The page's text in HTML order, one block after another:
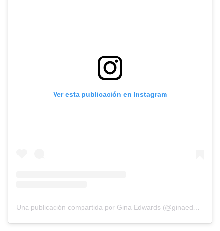
Ver esta publicación en Instagram